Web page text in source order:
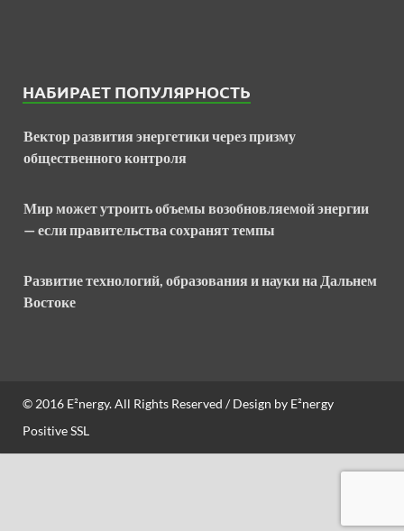
НАБИРАЕТ ПОПУЛЯРНОСТЬ
Вектор развития энергетики через призму
общественного контроля
Мир может утроить объемы возобновляемой энергии
— если правительства сохранят темпы
Развитие технологий, образования и науки на Дальнем
Востоке
© 2016 E²nergy. All Rights Reserved / Design by E²nergy
Positive SSL